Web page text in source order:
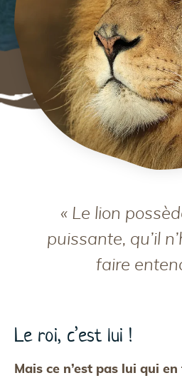
« Le lion
puissante, qu’il
faire
Le roi, c’est lui !
Mais ce n’est pas lui qui